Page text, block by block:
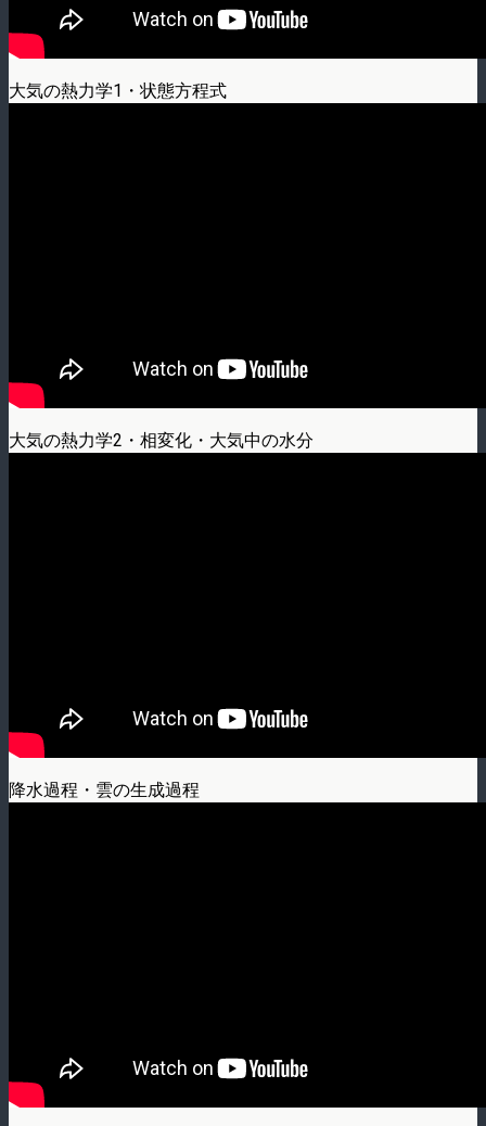
大気の熱力学1・状態方程式
大気の熱力学2・相変化・大気中の水分
降水過程・雲の生成過程